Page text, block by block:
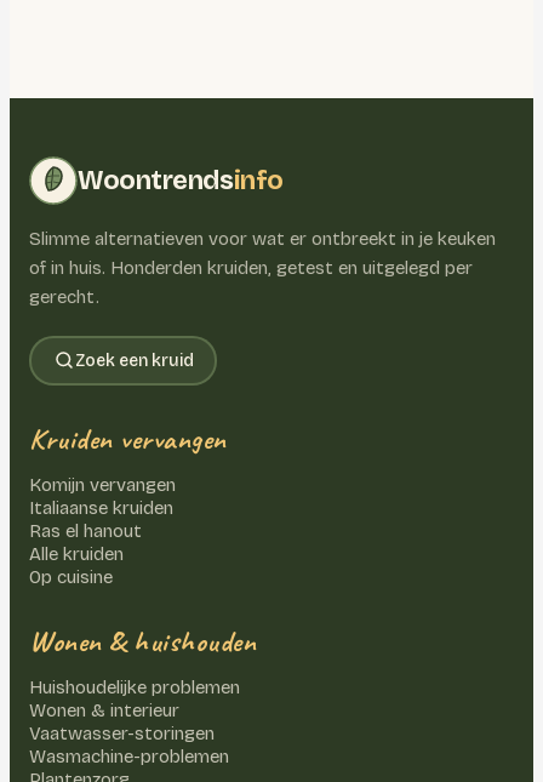
Woontrendsinfo
Slimme alternatieven voor wat er ontbreekt in je keuken
of in huis. Honderden kruiden, getest en uitgelegd per
gerecht.
Zoek een kruid
Kruiden vervangen
Komijn vervangen
Italiaanse kruiden
Ras el hanout
Alle kruiden
Op cuisine
Wonen & huishouden
Huishoudelijke problemen
Wonen & interieur
Vaatwasser-storingen
Wasmachine-problemen